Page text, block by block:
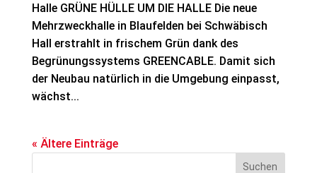
Halle GRÜNE HÜLLE UM DIE HALLE Die neue
Mehrzweckhalle in Blaufelden bei Schwäbisch
Hall erstrahlt in frischem Grün dank des
Begrünungssystems GREENCABLE. Damit sich
der Neubau natürlich in die Umgebung einpasst,
wächst...
« Ältere Einträge
Suchen